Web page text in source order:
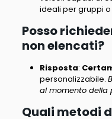
ideali per gruppi
Posso
non elencati?
Risposta:
personalizzabile.
al momento della
Quali metodi